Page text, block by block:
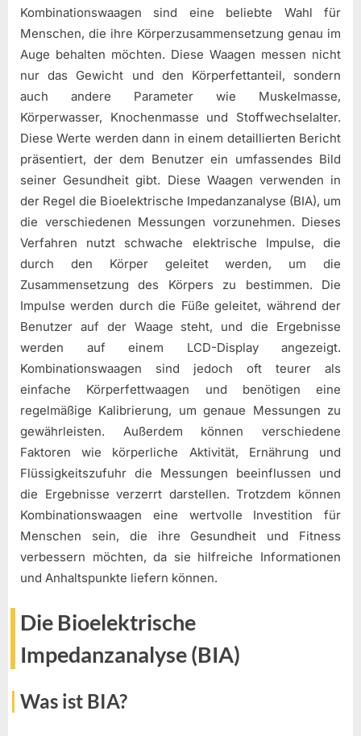
Kombinationswaagen sind eine beliebte Wahl für
Menschen, die ihre Körperzusammensetzung genau im
Auge behalten möchten. Diese Waagen messen nicht
nur das Gewicht und den Körperfettanteil, sondern
auch andere Parameter wie Muskelmasse,
Körperwasser, Knochenmasse und Stoffwechselalter.
Diese Werte werden dann in einem detaillierten Bericht
präsentiert, der dem Benutzer ein umfassendes Bild
seiner Gesundheit gibt. Diese Waagen verwenden in
der Regel die Bioelektrische Impedanzanalyse (BIA), um
die verschiedenen Messungen vorzunehmen. Dieses
Verfahren nutzt schwache elektrische Impulse, die
durch den Körper geleitet werden, um die
Zusammensetzung des Körpers zu bestimmen. Die
Impulse werden durch die Füße geleitet, während der
Benutzer auf der Waage steht, und die Ergebnisse
werden auf einem LCD-Display angezeigt.
Kombinationswaagen sind jedoch oft teurer als
einfache Körperfettwaagen und benötigen eine
regelmäßige Kalibrierung, um genaue Messungen zu
gewährleisten. Außerdem können verschiedene
Faktoren wie körperliche Aktivität, Ernährung und
Flüssigkeitszufuhr die Messungen beeinflussen und
die Ergebnisse verzerrt darstellen. Trotzdem können
Kombinationswaagen eine wertvolle Investition für
Menschen sein, die ihre Gesundheit und Fitness
verbessern möchten, da sie hilfreiche Informationen
und Anhaltspunkte liefern können.
Die Bioelektrische
Impedanzanalyse (BIA)
Was ist BIA?